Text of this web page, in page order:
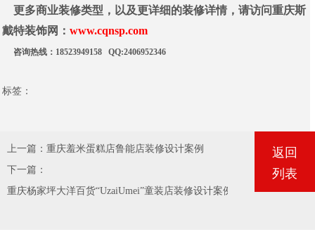
更多商业装修类型，以及更详细的装修详情，请访问重庆斯
戴特装饰网： www.cqnsp.com
咨询热线：18523949158 QQ:2406952346
标签：
上一篇： 重庆羞米蛋糕店鲁能店装修设计案例
下一篇：
重庆杨家坪大洋百货“UzaiUmei”童装店装修设计案例分享
返回
列表